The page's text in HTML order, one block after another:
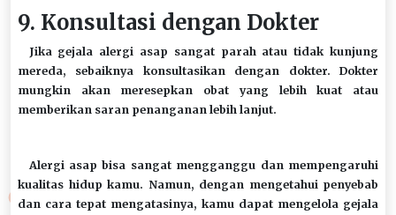
9. Konsultasi dengan Dokter
Jika gejala alergi asap sangat parah atau tidak kunjung
mereda, sebaiknya konsultasikan dengan dokter. Dokter
mungkin akan meresepkan obat yang lebih kuat atau
memberikan saran penanganan lebih lanjut.
Alergi asap bisa sangat mengganggu dan mempengaruhi
kualitas hidup kamu. Namun, dengan mengetahui penyebab
dan cara tepat mengatasinya, kamu dapat mengelola gejala